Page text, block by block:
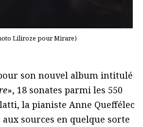
Liliroze pour Mirare)
son nouvel album intitulé
», 18 sonates parmi les 550
la pianiste Anne Queffélec
sources en quelque sorte